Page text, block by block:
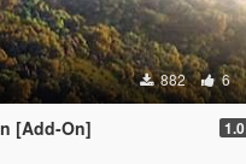
882 6
[Add-On] 1.0